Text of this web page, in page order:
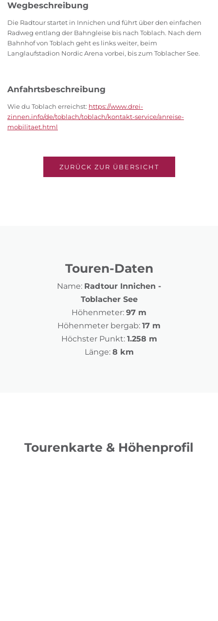
Wegbeschreibung
Die Radtour startet in Innichen und führt über den einfachen
Radweg entlang der Bahngleise bis nach Toblach. Nach dem
Bahnhof von Toblach geht es links weiter, beim
Langlaufstadion Nordic Arena vorbei, bis zum Toblacher See.
Anfahrtsbeschreibung
Wie du Toblach erreichst: https://www.drei-
zinnen.info/de/toblach/toblach/kontakt-service/anreise-
mobilitaet.html
ZURÜCK ZUR ÜBERSICHT
Touren-Daten
Name: Radtour Innichen -
Toblacher See
Höhenmeter: 97 m
Höhenmeter bergab: 17 m
Höchster Punkt: 1.258 m
Länge: 8 km
Tourenkarte & Höhenprofil